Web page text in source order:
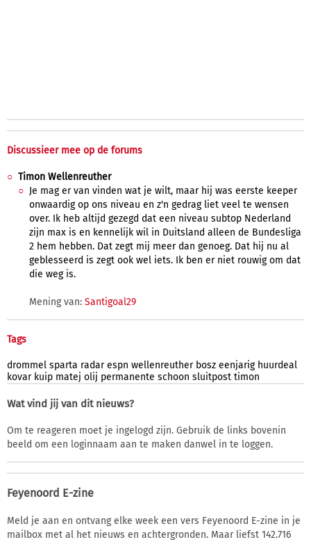
Discussieer mee op de forums
Timon Wellenreuther
Je mag er van vinden wat je wilt, maar hij was eerste keeper
onwaardig op ons niveau en z'n gedrag liet veel te wensen
over. Ik heb altijd gezegd dat een niveau subtop Nederland
zijn max is en kennelijk wil in Duitsland alleen de Bundesliga
2 hem hebben. Dat zegt mij meer dan genoeg. Dat hij nu al
geblesseerd is zegt ook wel iets. Ik ben er niet rouwig om dat
die weg is.
Mening van: Santigoal29
Tags
drommel sparta radar espn wellenreuther bosz eenjarig huurdeal
kovar kuip matej olij permanente schoon sluitpost timon
Wat vind jij van dit nieuws?
Om te reageren moet je ingelogd zijn. Gebruik de links bovenin
beeld om een loginnaam aan te maken danwel in te loggen.
Feyenoord E-zine
Meld je aan en ontvang elke week een vers Feyenoord E-zine in je
mailbox met al het nieuws en achtergronden. Maar liefst 142.716